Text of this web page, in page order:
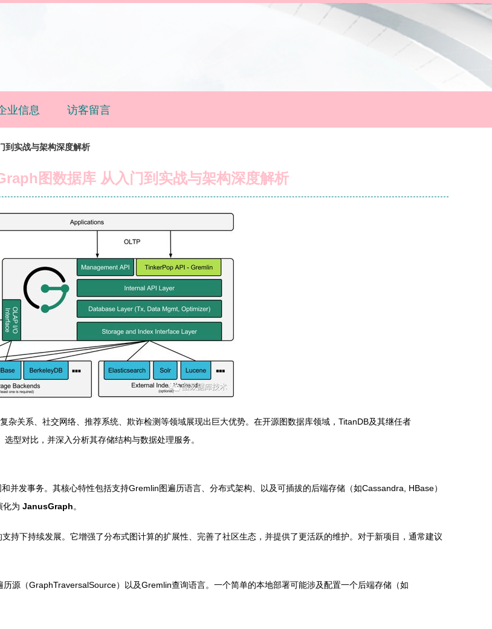
业信息 访客留言
实战与架构深度解析
图数据库 从入门到实战与架构深度解析
杂关系、社交网络、推荐系统、欺诈检测等领域展现出巨大优势。在开源图数据库领域，TitanDB及其继任者
型对比，并深入分析其存储结构与数据处理服务。
并发事务。其核心特性包括支持Gremlin图遍历语言、分布式架构、以及可插拔的后端存储（如Cassandra, HBase）
化为 JanusGraph。
持下持续发展。它增强了分布式图计算的扩展性、完善了社区生态，并提供了更活跃的维护。对于新项目，通常建议
源（GraphTraversalSource）以及Gremlin查询语言。一个简单的本地部署可能涉及配置一个后端存储（如